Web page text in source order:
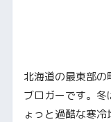
北海道の最東部
ブロガーです。
ょっと過酷な寒冷